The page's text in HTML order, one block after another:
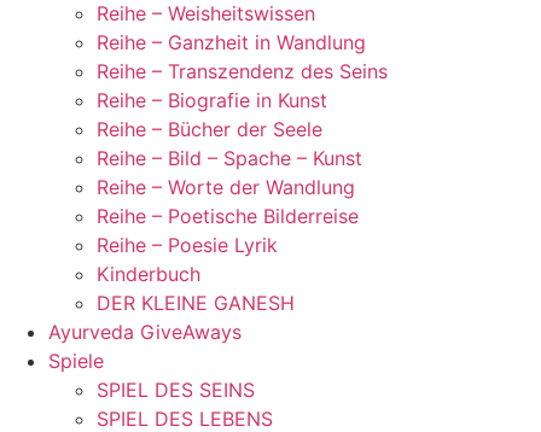
Reihe – Weisheitswissen
Reihe – Ganzheit in Wandlung
Reihe – Transzendenz des Seins
Reihe – Biografie in Kunst
Reihe – Bücher der Seele
Reihe – Bild – Spache – Kunst
Reihe – Worte der Wandlung
Reihe – Poetische Bilderreise
Reihe – Poesie Lyrik
Kinderbuch
DER KLEINE GANESH
Ayurveda GiveAways
Spiele
SPIEL DES SEINS
SPIEL DES LEBENS